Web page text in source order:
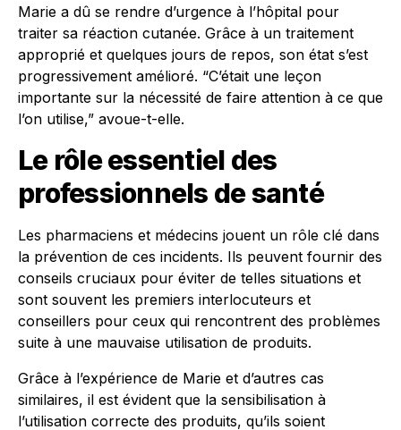
Marie a dû se rendre d’urgence à l’hôpital pour
traiter sa réaction cutanée. Grâce à un traitement
approprié et quelques jours de repos, son état s’est
progressivement amélioré. “C’était une leçon
importante sur la nécessité de faire attention à ce que
l’on utilise,” avoue-t-elle.
Le rôle essentiel des
professionnels de santé
Les pharmaciens et médecins jouent un rôle clé dans
la prévention de ces incidents. Ils peuvent fournir des
conseils cruciaux pour éviter de telles situations et
sont souvent les premiers interlocuteurs et
conseillers pour ceux qui rencontrent des problèmes
suite à une mauvaise utilisation de produits.
Grâce à l’expérience de Marie et d’autres cas
similaires, il est évident que la sensibilisation à
l’utilisation correcte des produits, qu’ils soient